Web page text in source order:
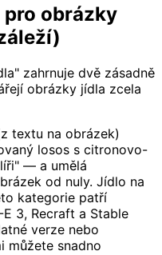
pro obrázky
zahrnuje dvě zásadně
obrázky jídla zcela
textu na obrázek)
losos s citronovo-
— a umělá
od nuly. Jídlo na
kategorie patří
3, Recraft a Stable
verze nebo
můžete snadno